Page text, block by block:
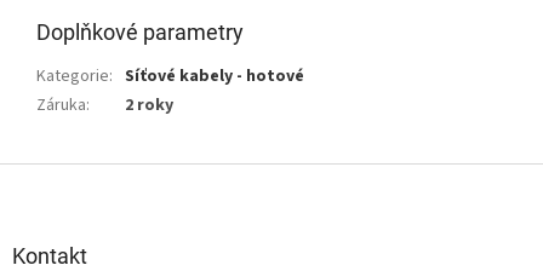
Doplňkové parametry
Kategorie: Síťové kabely - hotové
Záruka: 2 roky
Kontakt